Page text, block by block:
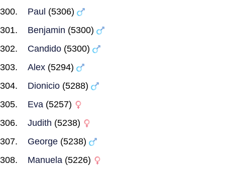
Paul (5306)
Benjamin (5300)
Candido (5300)
Alex (5294)
Dionicio (5288)
Eva (5257)
Judith (5238)
George (5238)
Manuela (5226)